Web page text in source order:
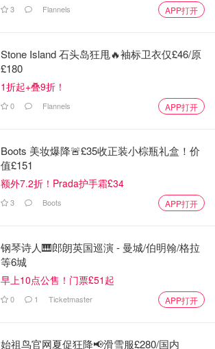
3 Flannels APP打开
Stone Island 石头岛狂甩🔥袖标卫衣仅£46/原
£180
1折起+叠9折！
0 Flannels APP打开
Boots 美妆爆降🚨£35收正装小棕瓶礼盒！价
值£151
额外7.2折！Prada护手霜£34
3 Boots APP打开
钢琴诗人🎹郎朗英国巡演 - 曼城/伯明翰/格拉
等6城
早上10点公售！门票£51起
0 1 Ticketmaster APP打开
始祖鸟官网夏促狂降📢滑雪服£280/国内